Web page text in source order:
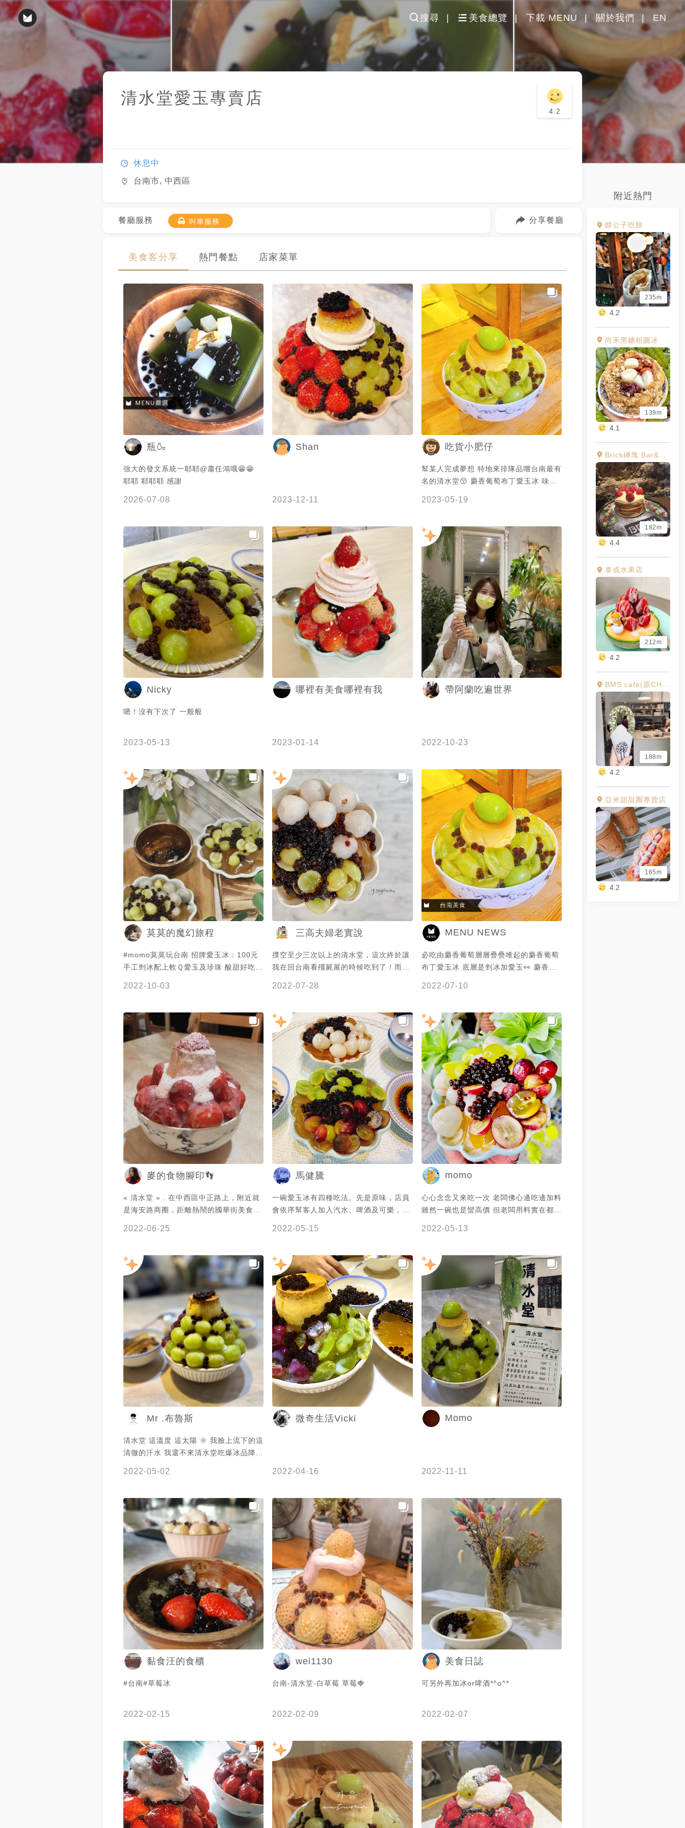
搜尋 美食總覽 下載 MENU 關於我們 EN
附近熱門
餵公子吃餅
235m
4.2
尚禾黑糖粉圓冰
139m
4.1
Brick磚塊 Bar&Brunch
182m
4.4
泰成水果店
212m
4.2
BMS café(原CHURRO&SWEET）
188m
4.2
亞米甜甜圈專賣店
165m
4.2
清水堂愛玉專賣店
4.2
休息中
台南市, 中西區
餐廳服務 叫車服務 分享餐廳
美食客分享 熱門餐點 店家菜單
瓶🍶
強大的發文系統一耶耶@蕭任鴻哦😁😁
耶耶 耶耶耶 感謝
2026-07-08
Shan
2023-12-11
吃貨小肥仔
幫某人完成夢想 特地來排隊品嚐台南最有
名的清水堂😚 麝香葡萄布丁愛玉冰 味道
2023-05-19
Nicky
嗯！沒有下次了 一般般
2023-05-13
哪裡有美食哪裡有我
2023-01-14
帶阿蘭吃遍世界
2022-10-23
莫莫的魔幻旅程
#momo莫莫玩台南 招牌愛玉冰：100元
手工剉冰配上軟Ｑ愛玉及珍珠 酸甜好吃之
愛玉冰：240元（後來改龍眼） 剉冰、愛
珍珠及酸甜的淋醬！ 老闆嚴選的水果都超
級甜 店裡不管搭配哪種水果都是頂級的
整體吃起來酸甜好吃 非常適合夏天 清水
堂最特別的地方就是當你吃到一半，盎店
員還會來加冰 加水果、加可樂 加汽水甚
至加啤酒都有可能 整個就是越吃越大碗啊
你絕對沒有想過愛玉能夠有這麼多種吃法
清水堂愛玉專賣店 地址：台南市中西區中
正路305號 營業時間：13:00-18:00 電
話：0976 554 730 店休：星期二、星期
三 #台南小吃 #台南美食 #排隊美食 #台
南冰品 #台南冰店 #愛玉 #珍珠 #粉圓 #
銅板美食 #國華街
2022-10-03
三高夫婦老實說
撲空至少三次以上的清水堂，這次終於讓
我在回台南看殭屍展的時候吃到了！而且
排到隊，吃完阿棠牛肉湯，直接走路過來
愛玉 ✔️葡萄荔枝愛玉冰 $240 葡萄荔枝超
浮誇的，視覺就很清爽的愛玉冰，綠葡萄
是無籽的，荔枝超級甜，兩款甜度真的不
相上下，還有很多小珍珠，愛玉加上檸檬
微酸中帶甜，蠻好吃的。 . ✔️包心粉圓愛
玉冰 ㊙️ 這次看清水堂臉書有看到限定有
包心粉圓，雖然我不是一個愛吃紅豆的
人，但我還是點了🤣看到限定就是忍不
住，還好沒有想像的那麼討厭，而且蠻大
顆的～還不錯！ 店員真的沒事就走過來說
老闆招待加可樂、加啤酒、加汽水，招待
布丁，要不要再加冰？吃完加了以後又
滿，真的是差點吃不完😆 . 🔺有興趣的朋
友記得關注臉書發文，常常不定時公休。
————————————————————————
▪️店家資訊爲用餐當天之資訊可做參考，
但仍建議前往之前再查詢一次避免白跑。
《清水堂愛玉專門店》 📍‪地址：台南市中
554730 💰不收服務費/只收現金
2022-07-28
MENU NEWS
必吃由麝香葡萄層層疊疊堆起的麝香葡萄
布丁愛玉冰 底層是剉冰加愛玉👀 麝香葡
布丁🍮 整體鮮甜又多汁✨ 謝謝 @Hann
2022-07-10
麥的食物腳印👣
« 清水堂 » . 在中西區中正路上，附近就
是海安路商圈，距離熱鬧的國華街美食、
😋 ▲夢幻草莓冰
———————————————————
｜店家資訊｜ 📍 «清水堂» 台南市中西區
中正路305號 ⎋ 週一 ～ 週五 13:00 -
18:00（週二、週三公休） 週六 ～週日
12:00 - 18:00 #台南美食 #台南 #台南甜
點 #台南冰品 #台南冰品✨ #草莓 #草莓
季
2022-06-25
馬健騰
一碗愛玉冰有四種吃法。先是原味，店員
會依序幫客人加入汽水、啤酒及可樂，讓
2022-05-15
momo
心心念念又來吃一次 老闆佛心邊吃邊加料
雖然一碗也是蠻高價 但老闆用料實在都是
邊加料 會補上幾個葡萄🍇 再來加上新口
味到冰裡面 先是加了汽水增添新風味 後
來再加一點點啤酒 沒想到還真的有新滋味
最後加上可樂進去😂 還常常加入碎冰 整
體來說真的是甜滋滋 夏季聖品❤️永遠都爆
滿 目前因為疫情的關係 只開放外面的座
位吃冰 沒有低消 忘了外帶只買兩週的豹
紋鮮奶😭
2022-05-13
Mr .布魯斯
清水堂 這溫度 這太陽 🌞 我臉上流下的這
清徹的汗水 我還不來清水堂吃爆冰品降降
在店外觀望時 服務生就會出來親切招待
只有2人 也給你大大四座 超讚👍🏻 雙色葡
萄冰💰280 滿滿滿的葡萄🍇 QQQ的小珍
珠🧋 及一整顆的布丁🍮 堆疊起來真的有
夠壯觀 這1人吃絕對搭妹 吃不完啦 戀乳
覺得其實可以不加 葡萄狠甜加上戀乳的甜
甜甜的雙倍攻勢下 💕 會太膩喔🫡 招待的
小愛玉 吃到一半 還會問你要加 可樂 雪碧
或啤酒 讓你熟悉的愛玉 又多了新口感呢
🫣
2022-05-02
微奇生活Vicki
2022-04-16
Momo
2022-11-11
黏食汪的食櫃
#台南#草莓冰
2022-02-15
wei1130
台南-清水堂-白草莓 草莓🍓
2022-02-09
美食日誌
可另外再加冰or啤酒*^o^*
2022-02-07